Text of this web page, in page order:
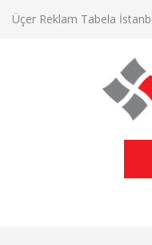
Üçer Reklam Tabela